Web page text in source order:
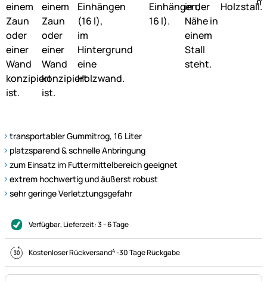
transportabler Gummitrog, 16 Liter
platzsparend & schnelle Anbringung
zum Einsatz im Futtermittelbereich geeignet
extrem hochwertig und äußerst robust
sehr geringe Verletztungsgefahr
Verfügbar, Lieferzeit:3 - 6 Tage
Kostenloser Rückversand4-30 Tage Rückgabe